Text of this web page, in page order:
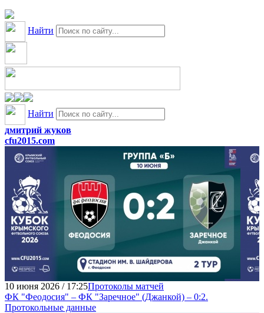
Найти
Найти
дмитрий жуков
cfu2015.com
10 июня 2026 / 17:25Протоколы матчей
ФК "Феодосия" – ФК "Заречное" (Джанкой) – 0:2.
Протокольные данные